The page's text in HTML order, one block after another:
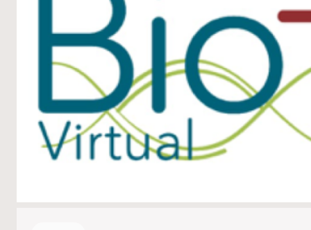
2020)
de
Costa
Rica
síganos
en
LinkedIN